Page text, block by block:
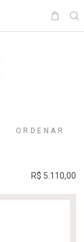
ORDENAR
R$ 5.110,00